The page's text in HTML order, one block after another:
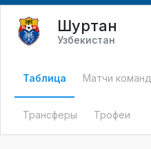
Шуртан
Узбекистан
Таблица Матчи команд
Трансферы Трофеи